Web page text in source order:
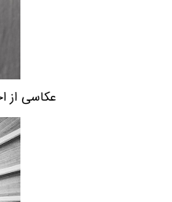
عکاسی از